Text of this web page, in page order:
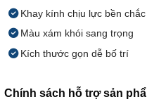
Khay kính chịu lực bền chắc
Màu xám khói sang trọng
Kích thước gọn dễ bố trí
Chính sách hỗ trợ sản